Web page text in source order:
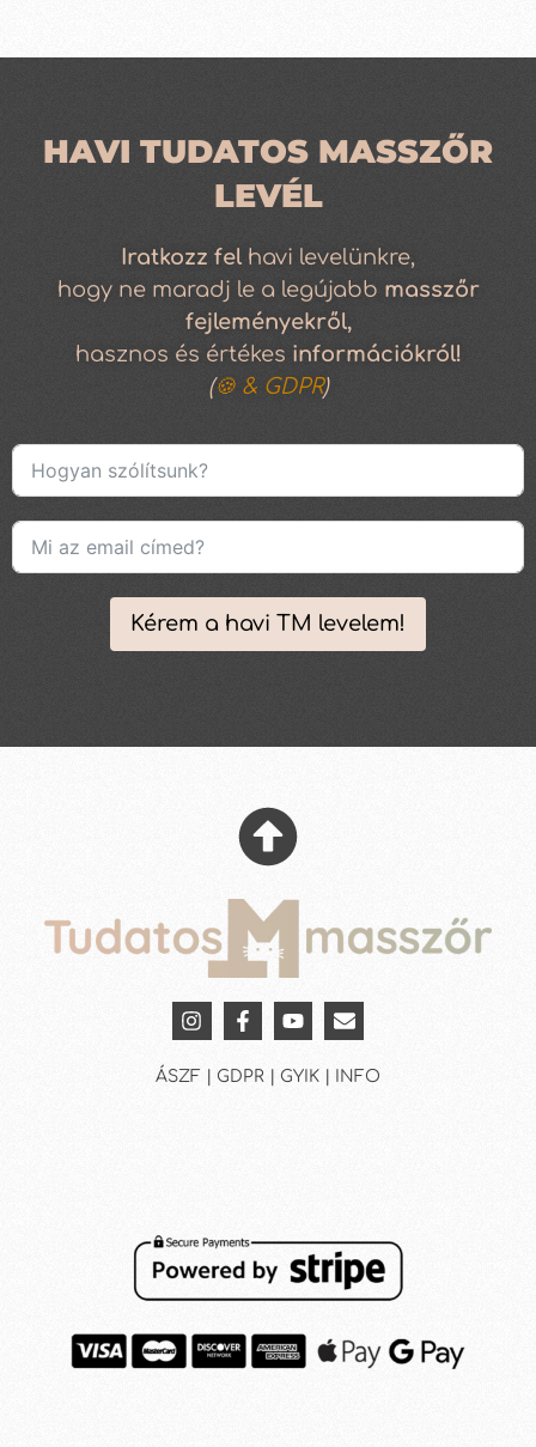
HAVI TUDATOS MASSZŐR
LEVÉL
Iratkozz fel havi levelünkre,
hogy ne maradj le a legújabb masszőr
fejleményekről,
hasznos és értékes információkról!
(🍪 & GDPR)
Kérem a havi TM levelem!
ÁSZF | GDPR | GYIK | INFO